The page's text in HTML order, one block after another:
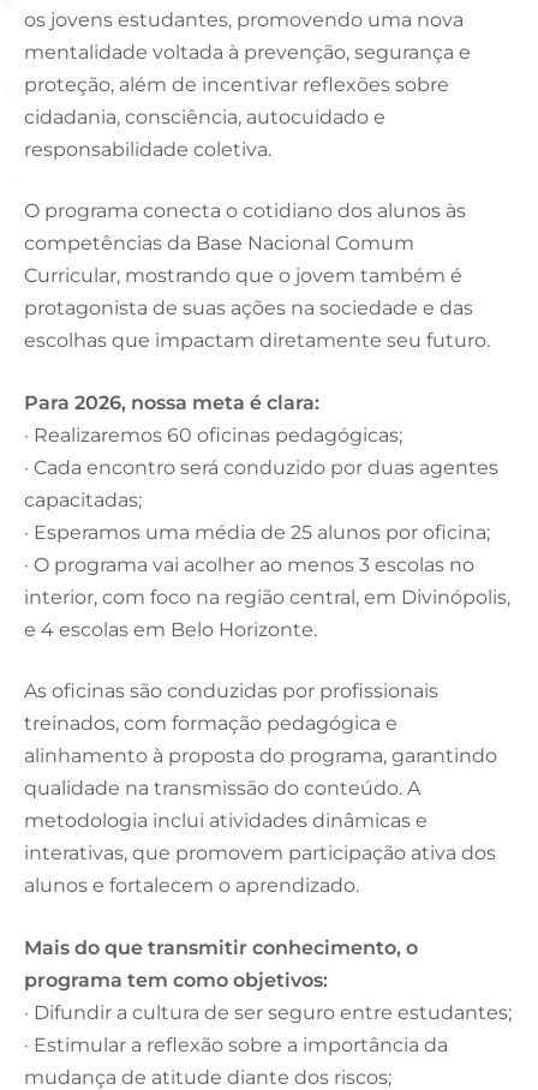
os jovens estudantes, promovendo uma nova
mentalidade voltada à prevenção, segurança e
proteção, além de incentivar reflexões sobre
cidadania, consciência, autocuidado e
responsabilidade coletiva.
O programa conecta o cotidiano dos alunos às
competências da Base Nacional Comum
Curricular, mostrando que o jovem também é
protagonista de suas ações na sociedade e das
escolhas que impactam diretamente seu futuro.
Para 2026, nossa meta é clara:
· Realizaremos 60 oficinas pedagógicas;
· Cada encontro será conduzido por duas agentes
capacitadas;
· Esperamos uma média de 25 alunos por oficina;
· O programa vai acolher ao menos 3 escolas no
interior, com foco na região central, em Divinópolis,
e 4 escolas em Belo Horizonte.
As oficinas são conduzidas por profissionais
treinados, com formação pedagógica e
alinhamento à proposta do programa, garantindo
qualidade na transmissão do conteúdo. A
metodologia inclui atividades dinâmicas e
interativas, que promovem participação ativa dos
alunos e fortalecem o aprendizado.
Mais do que transmitir conhecimento, o
programa tem como objetivos:
· Difundir a cultura de ser seguro entre estudantes;
· Estimular a reflexão sobre a importância da
mudança de atitude diante dos riscos;